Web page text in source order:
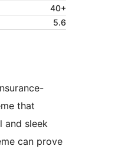
40+
5.6
that
and sleek
can prove